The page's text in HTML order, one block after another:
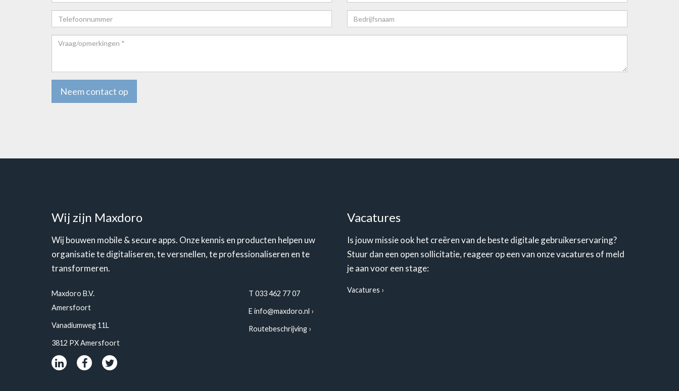
mail*
Telefoonnummer
Bedrijfsnaam
Vraag/opmerkingen
Neem contact op
Wij zijn Maxdoro
Wij bouwen mobile & secure apps. Onze kennis en producten helpen uw
organisatie te digitaliseren, te versnellen, te professionaliseren en te
transformeren.
Maxdoro B.V.
Amersfoort
Vanadiumweg 11L
3812 PX Amersfoort
T 033 462 77 07
E info@maxdoro.nl
Routebeschrijving
Vacatures
Is jouw missie ook het creëren van de beste digitale gebruikerservaring?
Stuur dan een open sollicitatie, reageer op een van onze vacatures of meld
je aan voor een stage:
Vacatures